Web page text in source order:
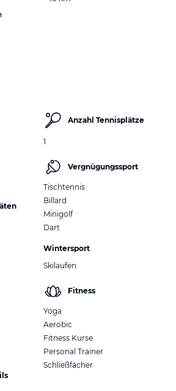
Anzahl Tennisplätze
1
Vergnügungssport
Tischtennis
Billard
Minigolf
Dart
Wintersport
Skilaufen
Fitness
Yoga
Aerobic
Fitness Kurse
Personal Trainer
Schließfächer